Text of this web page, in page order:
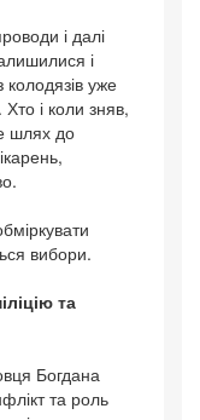
і далі
і
уже
і коли зняв,
шлях до
вибори.
та
Богдана
та роль